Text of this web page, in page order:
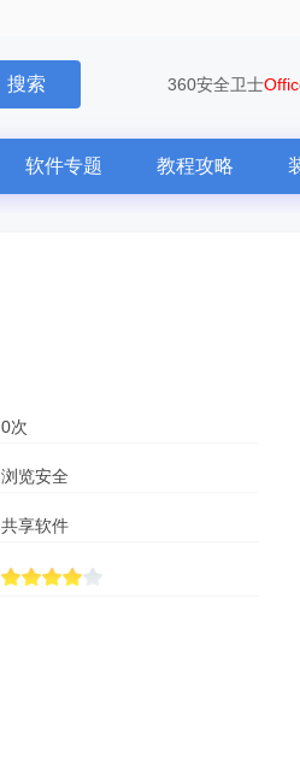
搜索 360安全卫士
软件专题 教程攻略
0次
浏览安全
共享软件